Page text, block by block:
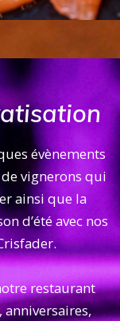
évènements
vignerons qui
ainsi que la
d’été avec nos
restaurant
anniversaires,